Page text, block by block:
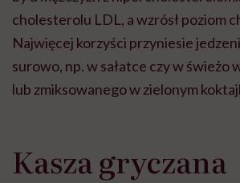
cholesterolu LDL, a wzrósł poziom
Najwięcej korzyści przyniesie
surowo, np. w sałatce czy w świeżo
lub zmiksowanego w zielonym
Kasza gryczana